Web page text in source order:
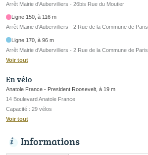
Arrêt Mairie d'Aubervilliers - 26bis Rue du Moutier
Ligne 150, à 116 m
Arrêt Mairie d'Aubervilliers - 2 Rue de la Commune de Paris
Ligne 170, à 96 m
Arrêt Mairie d'Aubervilliers - 2 Rue de la Commune de Paris
Voir tout
En vélo
Anatole France - President Roosevelt, à 19 m
14 Boulevard Anatole France
Capacité : 29 vélos
Voir tout
Informations